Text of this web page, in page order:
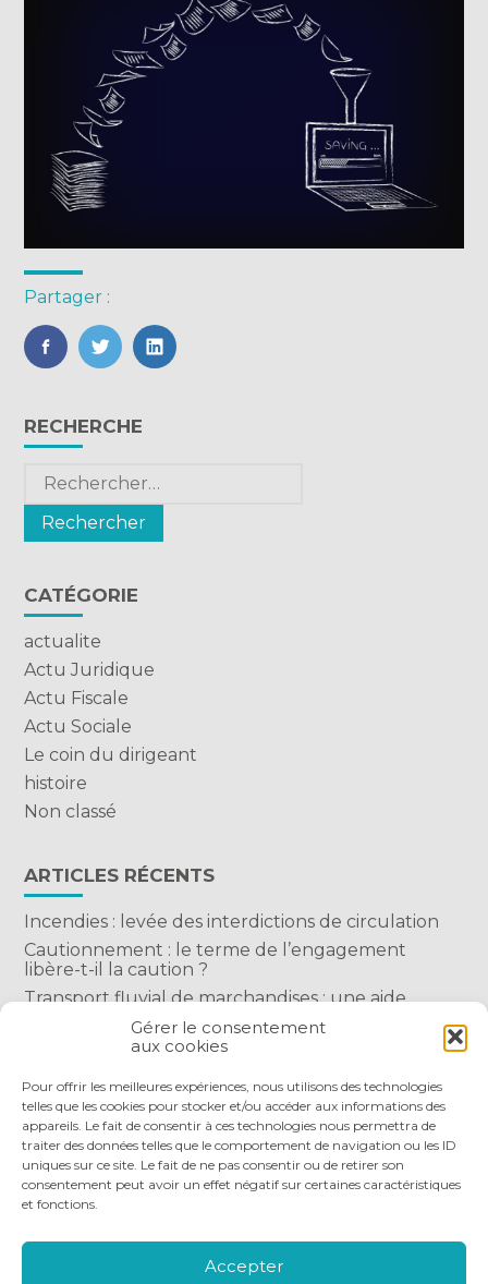
Gérer le consentement
aux cookies
Pour offrir les meilleures expériences, nous utilisons des technologies
telles que les cookies pour stocker et/ou accéder aux informations des
appareils. Le fait de consentir à ces technologies nous permettra de
traiter des données telles que le comportement de navigation ou les ID
uniques sur ce site. Le fait de ne pas consentir ou de retirer son
consentement peut avoir un effet négatif sur certaines caractéristiques
et fonctions.
Accepter
Partager :
FaceBook
TwitterLinkedIn
Blog
sidebar
RECHERCHE
Rechercher :
CATÉGORIE
actualite
Actu Juridique
Actu Fiscale
Actu Sociale
Le coin du dirigeant
histoire
Non classé
ARTICLES RÉCENTS
Incendies : levée des interdictions de circulation
Cautionnement : le terme de l’engagement
libère-t-il la caution ?
Transport fluvial de marchandises : une aide
financière bienvenue
Succession : les donations du parent renonçant
Principale
NOS OUTILS DIGITAUX